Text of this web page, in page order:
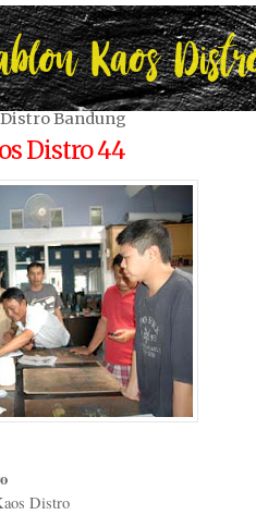
Bandung
Distro 44
Distro